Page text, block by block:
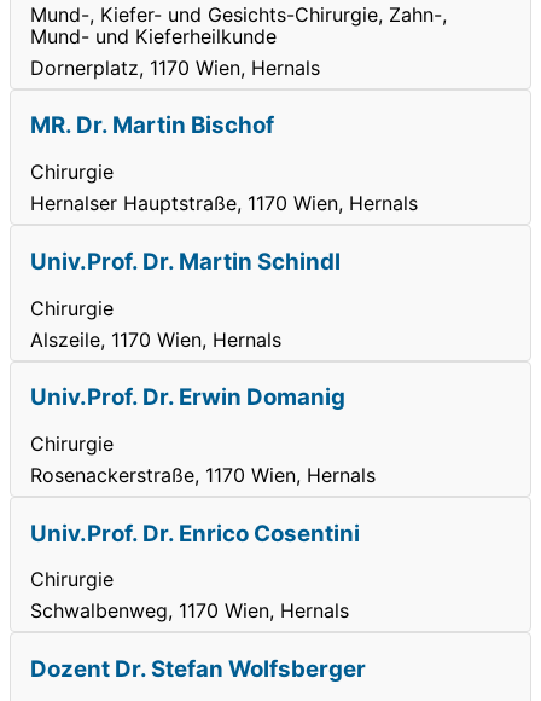
Mund-, Kiefer- und Gesichts-Chirurgie, Zahn-,
Mund- und Kieferheilkunde
Dornerplatz, 1170 Wien, Hernals
MR. Dr. Martin Bischof
Chirurgie
Hernalser Hauptstraße, 1170 Wien, Hernals
Univ.Prof. Dr. Martin Schindl
Chirurgie
Alszeile, 1170 Wien, Hernals
Univ.Prof. Dr. Erwin Domanig
Chirurgie
Rosenackerstraße, 1170 Wien, Hernals
Univ.Prof. Dr. Enrico Cosentini
Chirurgie
Schwalbenweg, 1170 Wien, Hernals
Dozent Dr. Stefan Wolfsberger